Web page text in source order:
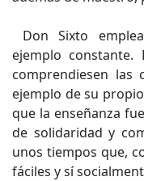
Don Sixto
ejemplo constante.
comprendiesen las
ejemplo de su
que la enseñanza
de solidaridad y
unos tiempos que,
fáciles y sí